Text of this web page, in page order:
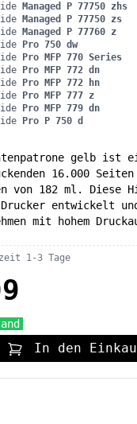
Managed P 77750 zhs
Managed P 77750 zs
Managed P 77760 z
Pro 750 dw
Pro MFP 770 Series
Pro MFP 772 dn
Pro MFP 772 hn
Pro MFP 777 z
Pro MFP 779 dn
Pro P 750 d
gelb ist
16.000
von 182 ml. Diese
Drucker entwickelt
mit hohem
1-3 Tage
In den